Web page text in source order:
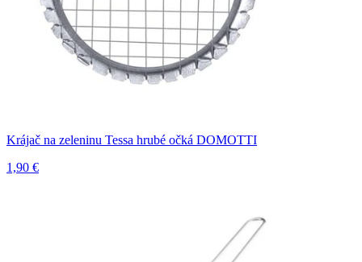
Krájač na zeleninu Tessa hrubé očká DOMOTTI
1,90 €